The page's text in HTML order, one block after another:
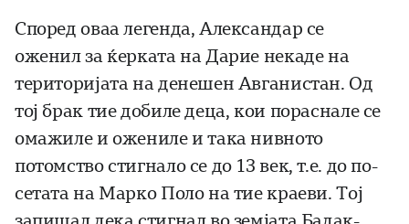
Според оваа легенда, Александар се
оженил за ќерката на Дарие некаде на
територијата на денешен Авганистан. Од
тој брак тие добиле деца, кои пораснале се
ома­жиле и ожениле и така нивното
потомство стигнало се до 13 век, т.е. до по­
се­тата на Марко Поло на тие краеви. Тој